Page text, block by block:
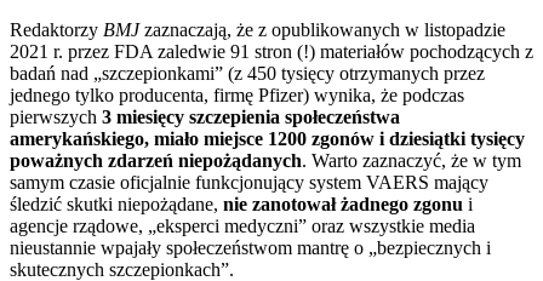
Redaktorzy BMJzaznaczają, że z opublikowanych w listopadzie
2021 r. przez FDA zaledwie 91 stron (!) materiałów pochodzących z
badań nad „szczepionkami” (z 450 tysięcy otrzymanych przez
jednego tylko producenta, firmę Pfizer) wynika, że podczas
pierwszych 3 miesięcy szczepienia społeczeństwa
amerykańskiego, miało miejsce 1200 zgonów i dziesiątki tysięcy
poważnych zdarzeń niepożądanych. Warto zaznaczyć, że w tym
samym czasie oficjalnie funkcjonujący system VAERS mający
śledzić skutki niepożądane, nie zanotował żadnego zgonu i
agencje rządowe, „eksperci medyczni” oraz wszystkie media
nieustannie wpajały społeczeństwom mantrę o „bezpiecznych i
skutecznych szczepionkach”.